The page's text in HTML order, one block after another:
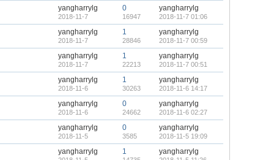
yangharrylg
2018-11-7
0
16947
yangharrylg
2018-11-7 01:06
yangharrylg
2018-11-7
1
28846
yangharrylg
2018-11-7 00:59
yangharrylg
2018-11-7
1
22213
yangharrylg
2018-11-7 00:51
yangharrylg
2018-11-6
1
30263
yangharrylg
2018-11-6 14:17
yangharrylg
2018-11-6
0
24662
yangharrylg
2018-11-6 02:27
yangharrylg
2018-11-5
0
3585
yangharrylg
2018-11-5 19:09
yangharrylg 1 yangharrylg